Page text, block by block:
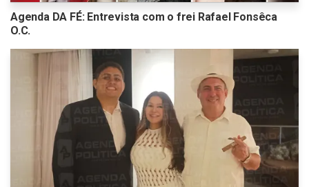
Agenda DA FÉ: Entrevista com o frei Rafael Fonsêca
O.C.